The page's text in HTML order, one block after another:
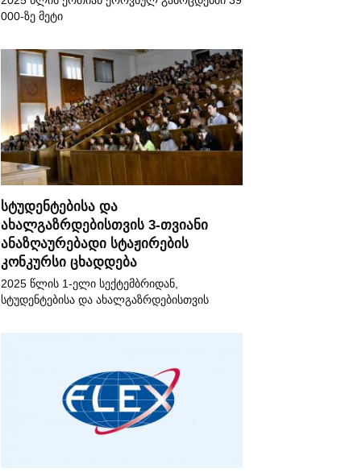
000-ზე მეტი
სტუდენტებისა და
ახალგაზრდებისთვის 3-თვიანი
ანაზღაურებადი სტაჟირების
კონკურსი ცხადდება
2025 წლის 1-ელი სექტემბრიდან,
სტუდენტებისა და ახალგაზრდებისთვის